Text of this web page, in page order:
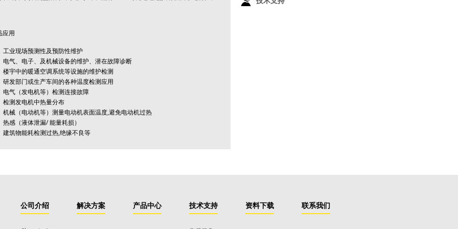
应用
工业现场预测性及预防性维护
电气、电子、及机械设备的维护、潜在故障诊断
楼宇中的暖通空调系统等设施的维护检测
研发部门或生产车间的各种温度检测应用
电气（发电机等）检测连接故障
检测发电机中热量分布
机械（电动机等）测量电动机表面温度,避免电动机过热
热感（液体泄漏/ 能量耗损）
建筑物能耗检测过热,绝缘不良等
公司介绍 解决方案 产品中心 技术支持 资料下载 联系我们